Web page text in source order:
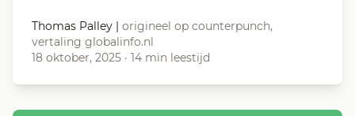
Thomas Palley | origineel op counterpunch,
vertaling globalinfo.nl
18 oktober, 2025 · 14 min leestijd